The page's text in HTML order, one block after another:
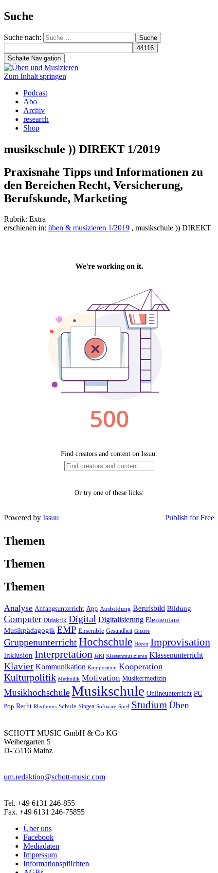
Suche
Suche nach:
Schalte Navigation
Zum Inhalt springen
Podcast
Abo
Archiv
research
Shop
musikschule )) DIREKT 1/2019
Praxisnahe Tipps und Informationen zu
den Bereichen Recht, Versicherung,
Berufskunde, Marketing
Rubrik: Extra
erschienen in: üben & musizieren 1/2019 , musikschule )) DIREKT
Powered by Issuu Publish for Free
Themen
Themen
Themen
Analyse Anfangsunterricht App Ausbildung Berufsbild Bildung
Computer Didaktik Digital Digitalisierung Elementare
Musikpädagogik EMP Ensemble Gesundheit Gitarre
GruppenunterrichtHochschule Hören Improvisation
Inklusion Interpretation JeKi Klassenmusizieren Klassenunterricht
Klavier Kommunikation Komposition Kooperation
Kulturpolitik Methodik Motivation Musikermedizin
Musikhochschule Musikschule Onlineunterricht PC
Pop Recht Rhythmus Schule Singen Software Spiel Studium Üben
SCHOTT MUSIC GmbH & Co KG
Weihergarten 5
D-55116 Mainz
um.redaktion@schott-music.com
Tel. +49 6131 246-855
Fax. +49 6131 246-75855
Über uns
Facebook
Mediadaten
Impressum
Informationspflichten